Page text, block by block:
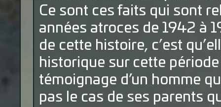
Ce sont ces faits qui sont
années atroces de 1942 à
de cette histoire, c’est
historique sur cette
témoignage d’un homme
pas le cas de ses parents